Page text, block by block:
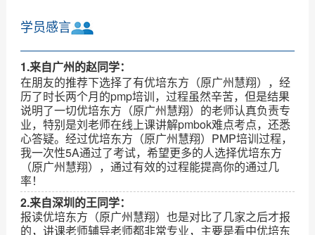
学员感言
1.来自广州的赵同学：
在朋友的推荐下选择了有优培东方（原广州慧翔），经
历了时长两个月的pmp培训，过程虽然辛苦，但是结果
说明了一切优培东方（原广州慧翔）的老师认真负责专
业，特别是刘老师在线上课讲解pmbok难点考点，还悉
心答疑。经过优培东方（原广州慧翔）PMP培训过程，
我一次性5A通过了考试，希望更多的人选择优培东方
（原广州慧翔），通过有效的过程能提高你的通过几
率！
2.来自深圳的王同学：
报读优培东方（原广州慧翔）也是对比了几家之后才报
的，讲课老师辅导老师都非常专业，主要是看中优培东